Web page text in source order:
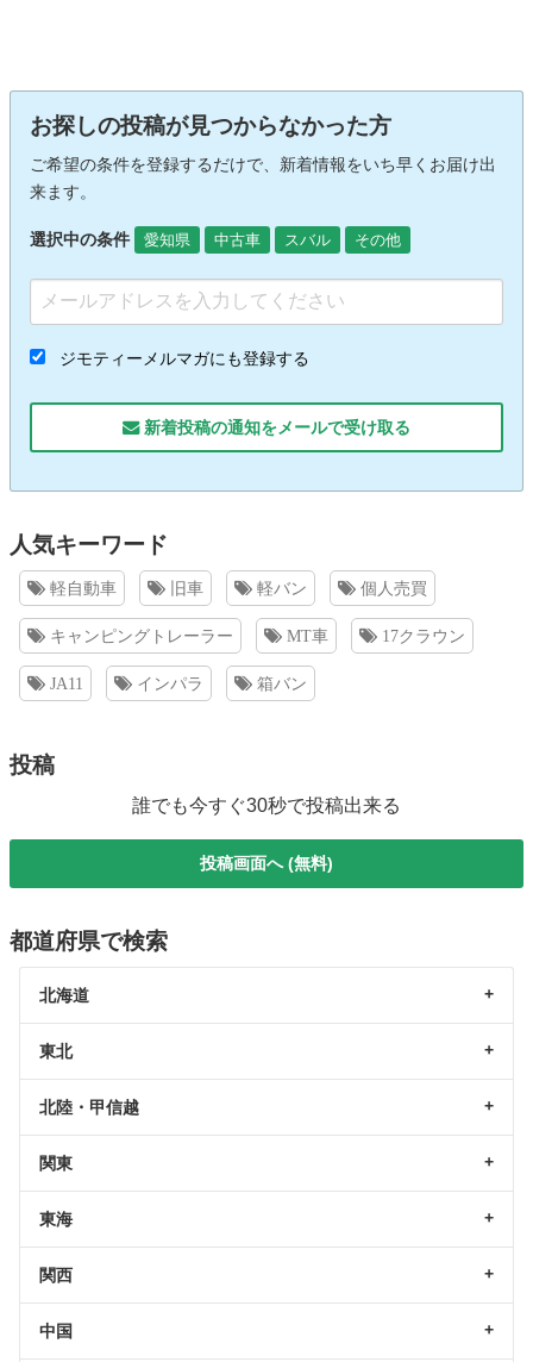
お探しの投稿が見つからなかった方
ご希望の条件を登録するだけで、新着情報をいち早くお届け出
来ます。
選択中の条件 愛知県 中古車 スバル その他
ジモティーメルマガにも登録する
新着投稿の通知をメールで受け取る
人気キーワード
軽自動車 旧車 軽バン 個人売買
キャンピングトレーラー MT車 17クラウン
JA11 インパラ 箱バン
投稿
誰でも今すぐ30秒で投稿出来る
投稿画面へ (無料)
都道府県で検索
北海道
東北
北陸・甲信越
関東
東海
関西
中国